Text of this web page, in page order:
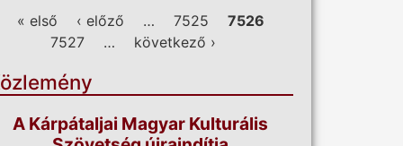
Oldalak
« első ‹ előző … 7525
7526
7527
… következő ›
A Kárpátaljai Magyar Kulturális